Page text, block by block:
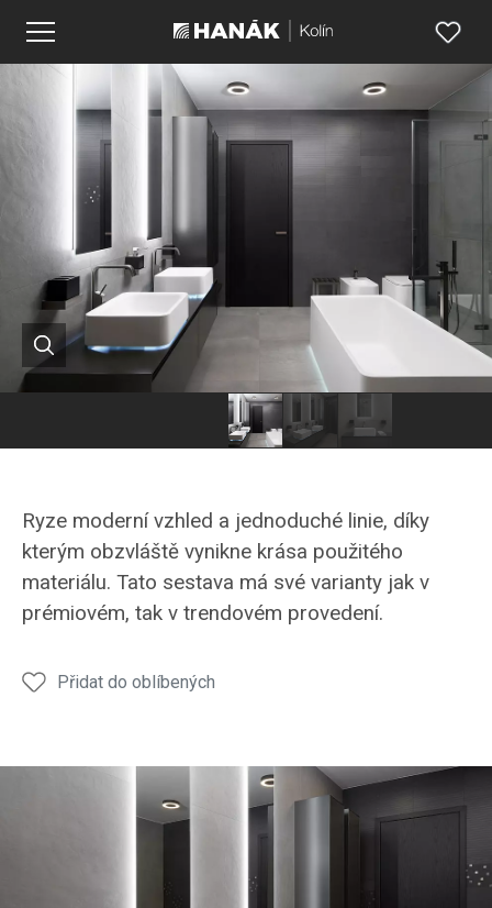
koupelna
MODUS
koupelna
umyvadlo
koupelna
MODUS
koupelnové
skříňky
Ryze moderní vzhled a jednoduché linie, díky
kterým obzvláště vynikne krása použitého
materiálu. Tato sestava má své varianty jak v
prémiovém, tak v trendovém provedení.
Přidat do oblíbených